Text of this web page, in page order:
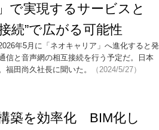
で実現するサービスと
続”で広がる可能性
年5月に「ネオキャリア」へ進化すると発
信と音声網の相互接続を行う予定だ。日本
田尚久社長に聞いた。
（2024/5/27）
築を効率化 BIM化し